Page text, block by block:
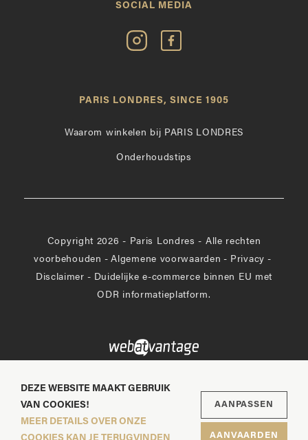
SOCIAL MEDIA
Volg
Paris
Instagram
Vind
op
PARIS LONDRES, SINCE 1905
Waarom winkelen bij PARIS LONDRES
Onderhoudstips
Copyright 2026 - Paris Londres - Alle rechten
voorbehouden - Algemene voorwaarden - Privacy -
Disclaimer - Duidelijke e-commerce binnen EU met
ODR informatieplatform.
DEZE WEBSITE MAAKT GEBRUIK
VAN COOKIES!
MEER DETAILS OVER ONZE
AANPASSEN
AANVAARDEN